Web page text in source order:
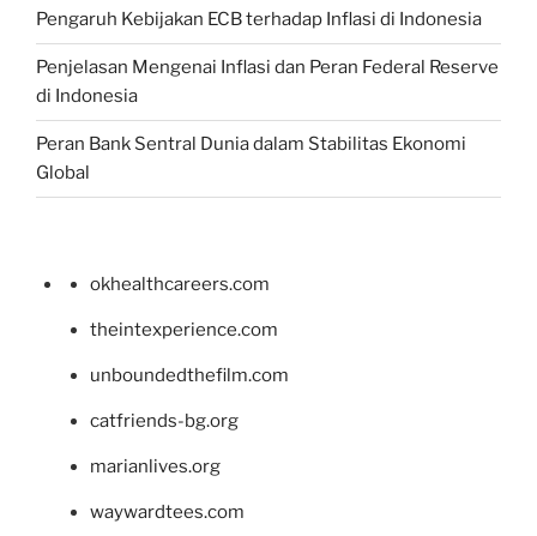
Pengaruh Kebijakan ECB terhadap Inflasi di Indonesia
Penjelasan Mengenai Inflasi dan Peran Federal Reserve
di Indonesia
Peran Bank Sentral Dunia dalam Stabilitas Ekonomi
Global
okhealthcareers.com
theintexperience.com
unboundedthefilm.com
catfriends-bg.org
marianlives.org
waywardtees.com